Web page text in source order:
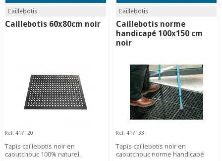
Caillebotis
Caillebotis 60x80cm noir
Ref. 417120
Tapis caillebotis noir en
caoutchouc 100% naturel.
Caillebotis
Caillebotis norme
handicapé 100x150 cm
noir
Ref. 417133
Tapis caillebotis noir en
caoutchouc norme handicapé